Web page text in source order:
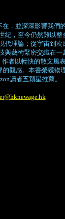
，並深深影響我們
，至今仍然難以
理論；從宇宙到
藝術緊密交織在
者以輕快的散文風
觀感。本書榮獲物
讀者五顆星推薦。